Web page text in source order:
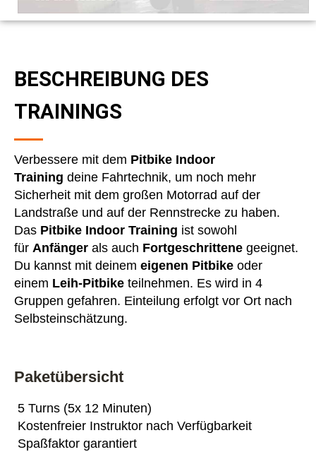
BESCHREIBUNG DES
TRAININGS
Verbessere mit dem Pitbike Indoor
Training deine Fahrtechnik, um noch mehr
Sicherheit mit dem großen Motorrad auf der
Landstraße und auf der Rennstrecke zu haben.
Das Pitbike Indoor Training ist sowohl
für Anfänger als auch Fortgeschrittene geeignet.
Du kannst mit deinem eigenen Pitbike oder
einem Leih-Pitbike teilnehmen. Es wird in 4
Gruppen gefahren. Einteilung erfolgt vor Ort nach
Selbsteinschätzung.
Paketübersicht
5 Turns (5x 12 Minuten)
Kostenfreier Instruktor nach Verfügbarkeit
Spaßfaktor garantiert